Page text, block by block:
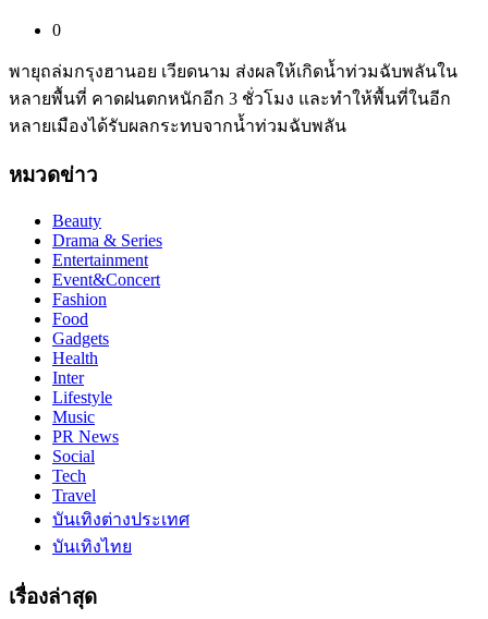
0
พายุถล่มกรุงฮานอย เวียดนาม ส่งผลให้เกิดน้ำท่วมฉับพลันใน
หลายพื้นที่ คาดฝนตกหนักอีก 3 ชั่วโมง และทำให้พื้นที่ในอีก
หลายเมืองได้รับผลกระทบจากน้ำท่วมฉับพลัน
หมวดข่าว
Beauty
Drama & Series
Entertainment
Event&Concert
Fashion
Food
Gadgets
Health
Inter
Lifestyle
Music
PR News
Social
Tech
Travel
บันเทิงต่างประเทศ
บันเทิงไทย
เรื่องล่าสุด